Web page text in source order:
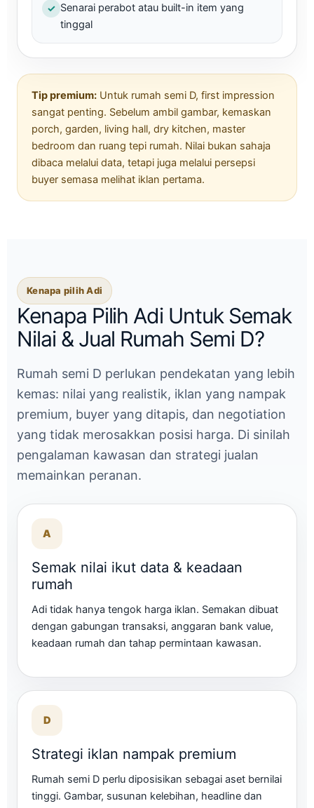
✓ Senarai perabot atau built-in item yang
tinggal
Tip premium: Untuk rumah semi D, first impression
sangat penting. Sebelum ambil gambar, kemaskan
porch, garden, living hall, dry kitchen, master
bedroom dan ruang tepi rumah. Nilai bukan sahaja
dibaca melalui data, tetapi juga melalui persepsi
buyer semasa melihat iklan pertama.
Kenapa pilih Adi
Kenapa Pilih Adi Untuk Semak
Nilai & Jual Rumah Semi D?
Rumah semi D perlukan pendekatan yang lebih
kemas: nilai yang realistik, iklan yang nampak
premium, buyer yang ditapis, dan negotiation
yang tidak merosakkan posisi harga. Di sinilah
pengalaman kawasan dan strategi jualan
memainkan peranan.
A
Semak nilai ikut data & keadaan
rumah
Adi tidak hanya tengok harga iklan. Semakan dibuat
dengan gabungan transaksi, anggaran bank value,
keadaan rumah dan tahap permintaan kawasan.
D
Strategi iklan nampak premium
Rumah semi D perlu diposisikan sebagai aset bernilai
tinggi. Gambar, susunan kelebihan, headline dan